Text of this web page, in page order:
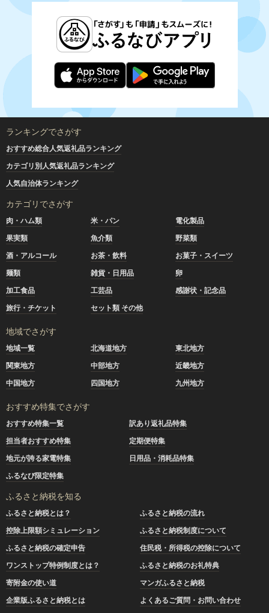
ランキングでさがす
おすすめ総合人気返礼品ランキング
カテゴリ別人気返礼品ランキング
人気自治体ランキング
カテゴリでさがす
肉・ハム類 米・パン
電化製品
果実類
魚介類
野菜類
酒・アルコール
お茶・飲料
お菓子・スイーツ
麺類
雑貨・日用品
卵
加工食品
工芸品
感謝状・記念品
旅行・チケット
セット類 その他
地域でさがす
地域一覧 北海道地方
東北地方
関東地方
中部地方
近畿地方
中国地方
四国地方 九州地方
おすすめ特集でさがす
おすすめ特集一覧
訳あり返礼品特集
担当者おすすめ特集
定期便特集
地元が誇る家電特集
日用品・消耗品特集
ふるなび限定特集
ふるさと納税を知る
ふるさと納税とは？
ふるさと納税の流れ
控除上限額シミュレーション
ふるさと納税制度について
ふるさと納税の確定申告
住民税・所得税の控除について
ワンストップ特例制度とは？
ふるさと納税のお礼特典
寄附金の使い道
マンガふるさと納税
企業版ふるさと納税とは
よくあるご質問・お問い合わせ